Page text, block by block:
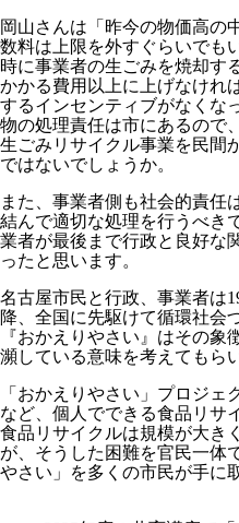
岡山さんは「昨今の物価高の
数料は上限を外すぐらいでも
時に事業者の生ごみを焼却す
かかる費用以上に上げなけれ
するインセンティブがなくな
物の処理責任は市にあるので
生ごみリサイクル事業を民間
ではないでしょうか。
また、事業者側も社会的責任
結んで適切な処理を行うべき
業者が最後まで行政と良好な
ったと思います。
名古屋市民と行政、事業者は
降、全国に先駆けて循環社会
『おかえりやさい』はその
瀕している意味を考えてもら
「おかえりやさい」プロジ
など、個人でできる食品リサ
食品リサイクルは規模が大き
が、そうした困難を官民一体
やさい」を多くの市民が手に